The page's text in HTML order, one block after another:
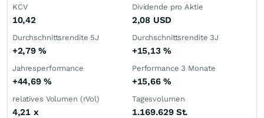
KCV
10,42
Dividende pro Aktie
2,08 USD
Durchschnittsrendite 5J
+2,79%
Durchschnittsrendite 3J
+15,13 %
Jahresperformance
+44,69 %
Performance 3 Monate
+15,66 %
relatives Volumen (rVol)
4,21 x
Tagesvolumen
1.169.629 St.